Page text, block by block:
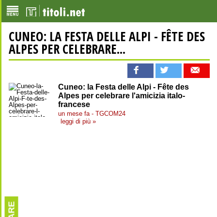
CUNEO: LA FESTA DELLE ALPI - FÊTE DES
ALPES PER CELEBRARE...
Cuneo: la Festa delle Alpi - Fête des
Alpes per celebrare l'amicizia italo-
francese
un mese fa - TGCOM24
leggi di più »